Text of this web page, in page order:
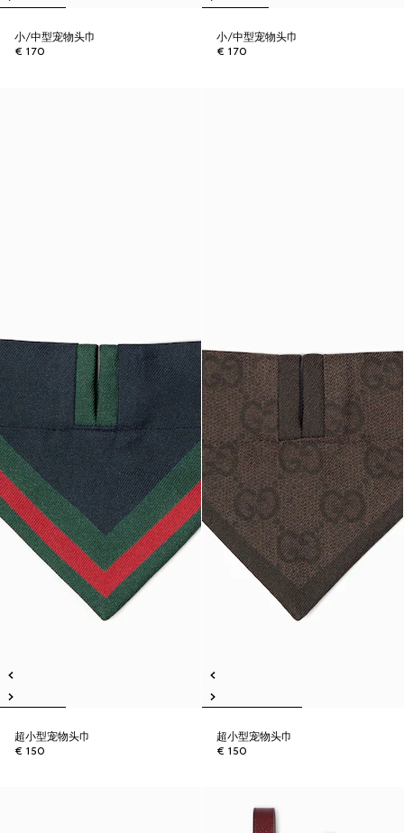
小/中型宠物头巾
€ 170
小/中型宠物头巾
€ 170
超小型宠物头巾
€ 150
超小型宠物头巾
€ 150